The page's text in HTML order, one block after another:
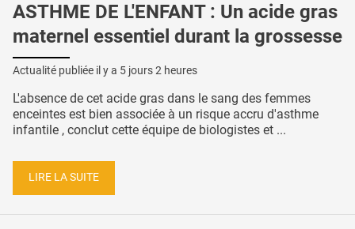
ASTHME DE L'ENFANT : Un acide gras
maternel essentiel durant la grossesse
Actualité publiée il y a 5 jours 2 heures
L'absence de cet acide gras dans le sang des femmes
enceintes est bien associée à un risque accru d'asthme
infantile , conclut cette équipe de biologistes et ...
LIRE LA SUITE